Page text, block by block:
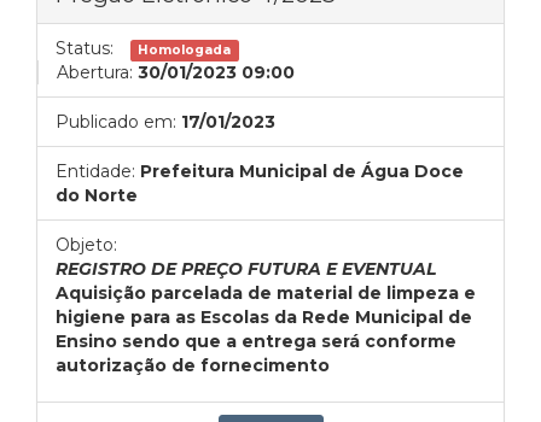
Status: Homologada
Abertura: 30/01/2023 09:00
Publicado em: 17/01/2023
Entidade: Prefeitura Municipal de Água Doce
do Norte
Objeto:
REGISTRO DE PREÇO FUTURA E EVENTUAL
Aquisição parcelada de material de limpeza e
higiene para as Escolas da Rede Municipal de
Ensino sendo que a entrega será conforme
autorização de fornecimento